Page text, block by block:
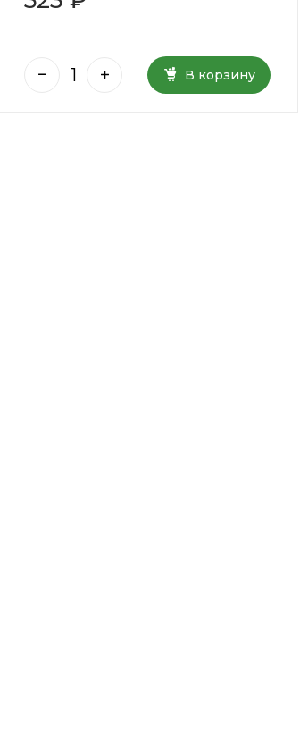
В корзину